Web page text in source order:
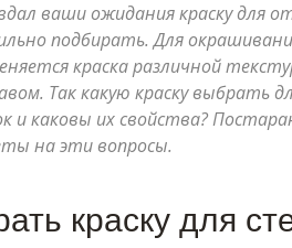
ваши ожидания краску для
подбирать. Для
краска различной
Так какую краску выбрать
и каковы их свойства?
на эти вопросы.
краску для